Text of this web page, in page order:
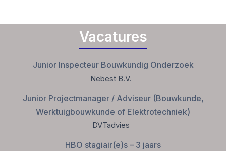
Vacatures
Junior Inspecteur Bouwkundig Onderzoek
Nebest B.V.
Junior Projectmanager / Adviseur (Bouwkunde,
Werktuigbouwkunde of Elektrotechniek)
DVTadvies
HBO stagiair(e)s – 3 jaars